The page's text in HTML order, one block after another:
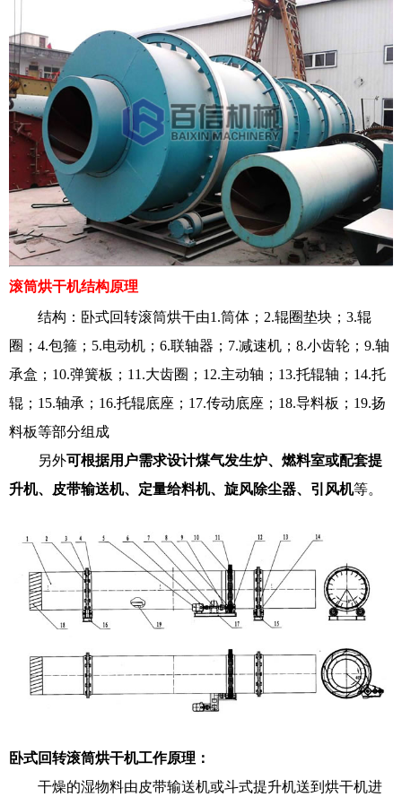
滚筒烘干机结构原理
结构：卧式回转滚筒烘干由1.筒体；2.辊圈垫块；3.辊
圈；4.包箍；5.电动机；6.联轴器；7.减速机；8.小齿轮；9.轴
承盒；10.弹簧板；11.大齿圈；12.主动轴；13.托辊轴；14.托
辊；15.轴承；16.托辊底座；17.传动底座；18.导料板；19.扬
料板等部分组成
另外可根据用户需求设计煤气发生炉、燃料室或配套提
升机、皮带输送机、定量给料机、旋风除尘器、引风机等。
卧式回转滚筒烘干机工作原理：
干燥的湿物料由皮带输送机或斗式提升机送到烘干机进